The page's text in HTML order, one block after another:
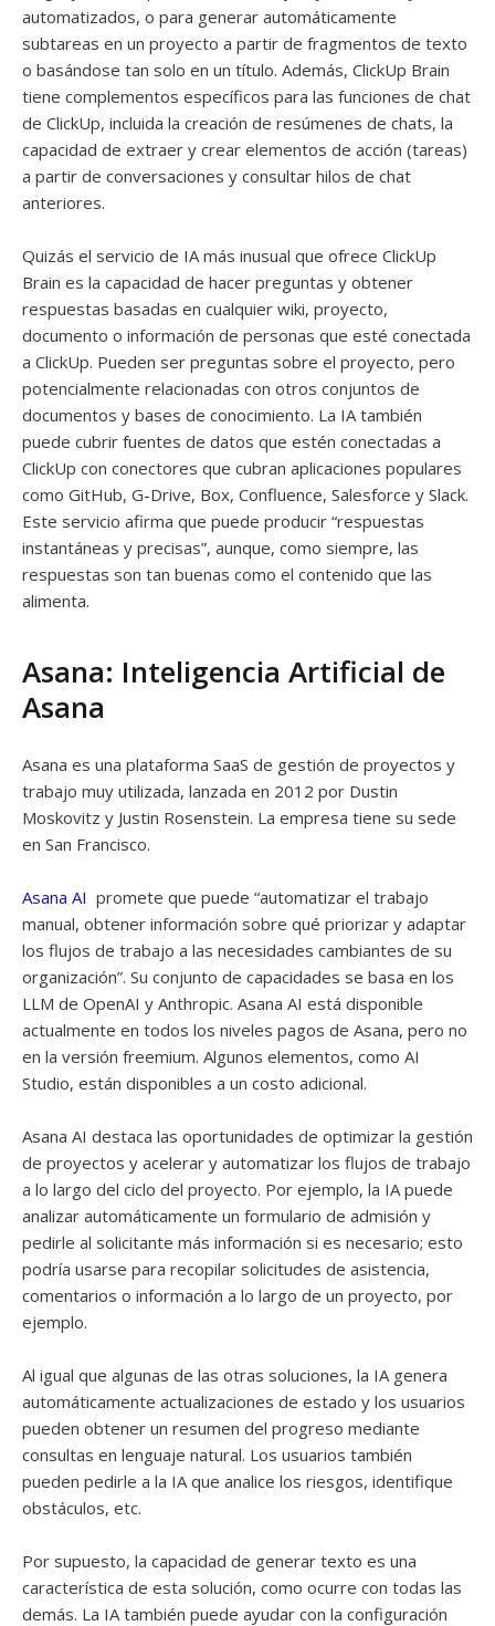
automatizados, o para generar automáticamente
subtareas en un proyecto a partir de fragmentos de texto
o basándose tan solo en un título. Además, ClickUp Brain
tiene complementos específicos para las funciones de chat
de ClickUp, incluida la creación de resúmenes de chats, la
capacidad de extraer y crear elementos de acción (tareas)
a partir de conversaciones y consultar hilos de chat
anteriores.
Quizás el servicio de IA más inusual que ofrece ClickUp
Brain es la capacidad de hacer preguntas y obtener
respuestas basadas en cualquier wiki, proyecto,
documento o información de personas que esté conectada
a ClickUp. Pueden ser preguntas sobre el proyecto, pero
potencialmente relacionadas con otros conjuntos de
documentos y bases de conocimiento. La IA también
puede cubrir fuentes de datos que estén conectadas a
ClickUp con conectores que cubran aplicaciones populares
como GitHub, G-Drive, Box, Confluence, Salesforce y Slack.
Este servicio afirma que puede producir “respuestas
instantáneas y precisas”, aunque, como siempre, las
respuestas son tan buenas como el contenido que las
alimenta.
Asana: Inteligencia Artificial de
Asana
Asana es una plataforma SaaS de gestión de proyectos y
trabajo muy utilizada, lanzada en 2012 por Dustin
Moskovitz y Justin Rosenstein. La empresa tiene su sede
en San Francisco.
Asana AI promete que puede “automatizar el trabajo
manual, obtener información sobre qué priorizar y adaptar
los flujos de trabajo a las necesidades cambiantes de su
organización”. Su conjunto de capacidades se basa en los
LLM de OpenAI y Anthropic. Asana AI está disponible
actualmente en todos los niveles pagos de Asana, pero no
en la versión freemium. Algunos elementos, como AI
Studio, están disponibles a un costo adicional.
Asana AI destaca las oportunidades de optimizar la gestión
de proyectos y acelerar y automatizar los flujos de trabajo
a lo largo del ciclo del proyecto. Por ejemplo, la IA puede
analizar automáticamente un formulario de admisión y
pedirle al solicitante más información si es necesario; esto
podría usarse para recopilar solicitudes de asistencia,
comentarios o información a lo largo de un proyecto, por
ejemplo.
Al igual que algunas de las otras soluciones, la IA genera
automáticamente actualizaciones de estado y los usuarios
pueden obtener un resumen del progreso mediante
consultas en lenguaje natural. Los usuarios también
pueden pedirle a la IA que analice los riesgos, identifique
obstáculos, etc.
Por supuesto, la capacidad de generar texto es una
característica de esta solución, como ocurre con todas las
demás. La IA también puede ayudar con la configuración